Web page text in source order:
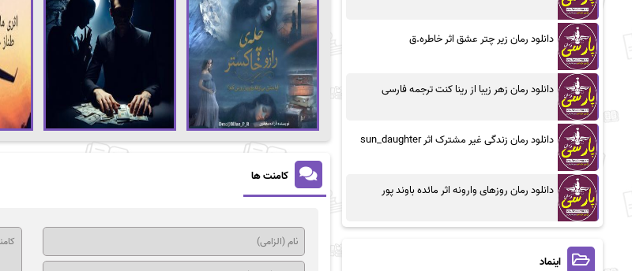
کامنت ها
دانلود رمان زیر چتر عشق اثر خاطره.ق
دانلود رمان زهر زیبا از رینا کنت ترجمه فارسی
دانلود رمان زندگی غیر مشترک اثر sun_daughter
دانلود رمان روزهای وارونه اثر مائده باوند پور
اینماد